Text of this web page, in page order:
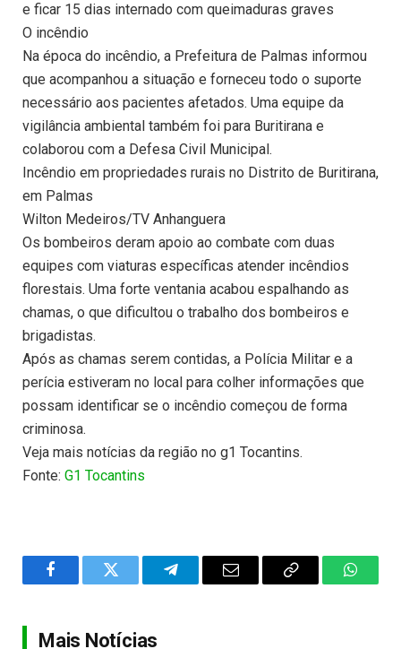
e ficar 15 dias internado com queimaduras graves
O incêndio
Na época do incêndio, a Prefeitura de Palmas informou
que acompanhou a situação e forneceu todo o suporte
necessário aos pacientes afetados. Uma equipe da
vigilância ambiental também foi para Buritirana e
colaborou com a Defesa Civil Municipal.
Incêndio em propriedades rurais no Distrito de Buritirana,
em Palmas
Wilton Medeiros/TV Anhanguera
Os bombeiros deram apoio ao combate com duas
equipes com viaturas específicas atender incêndios
florestais. Uma forte ventania acabou espalhando as
chamas, o que dificultou o trabalho dos bombeiros e
brigadistas.
Após as chamas serem contidas, a Polícia Militar e a
perícia estiveram no local para colher informações que
possam identificar se o incêndio começou de forma
criminosa.
Veja mais notícias da região no g1 Tocantins.
Fonte: G1 Tocantins
FacebookTwitter TelegramEmail
Copy
Mais Notícias